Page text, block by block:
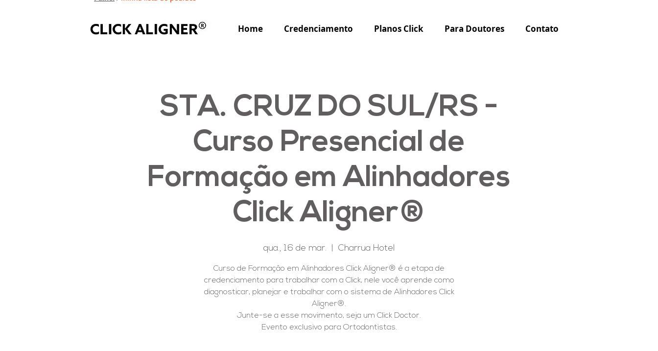
Home Credenciamento Planos Click Para Doutores Contato
STA. CRUZ DO SUL/RS -
Curso Presencial de
Formação em Alinhadores
Click Aligner®
qua., 16 de mar. Charrua Hotel
Curso de Formação em Alinhadores Click Aligner® é a etapa de
credenciamento para trabalhar com a Click, nele você aprende como
diagnosticar, planejar e trabalhar com o sistema de Alinhadores Click
Aligner®.
Junte-se a esse movimento, seja um Click Doctor.
Evento exclusivo para Ortodontistas.